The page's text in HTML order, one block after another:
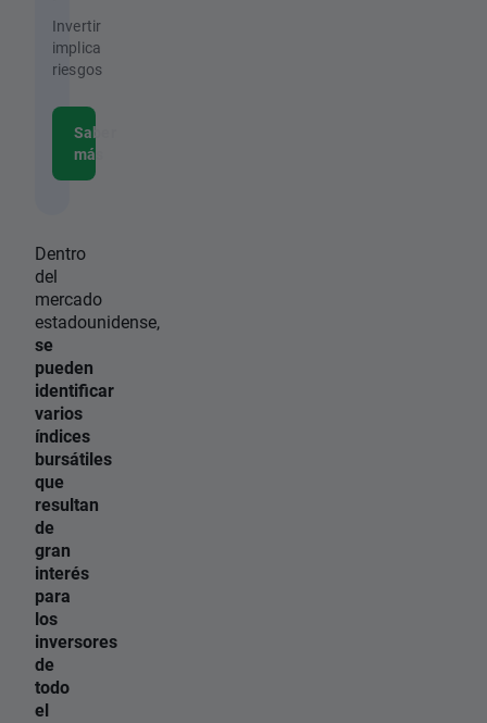
Invertir
implica
riesgos
Saber
más
Dentro
del
mercado
estadounidense,
se
pueden
identificar
varios
índices
bursátiles
que
resultan
de
gran
interés
para
los
inversores
de
todo
el